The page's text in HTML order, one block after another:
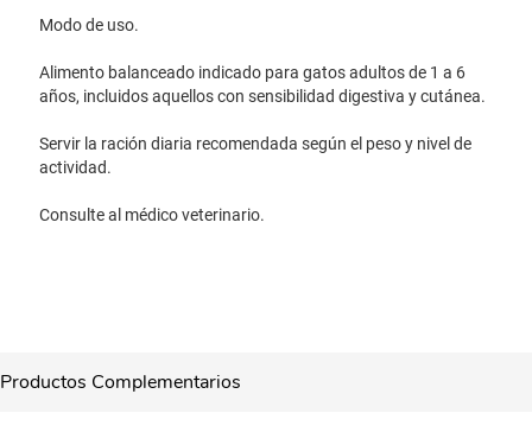
Modo de uso.
Alimento balanceado indicado para gatos adultos de 1 a 6
años, incluidos aquellos con sensibilidad digestiva y cutánea.
Servir la ración diaria recomendada según el peso y nivel de
actividad.
Consulte al médico veterinario.
Productos Complementarios